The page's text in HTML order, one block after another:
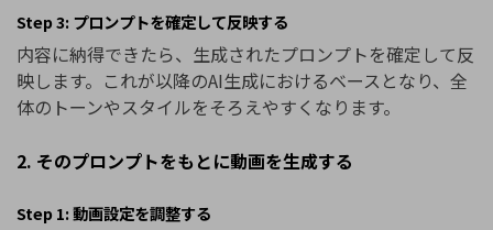
Step 3: プロンプトを確定して反映する
内容に納得できたら、生成されたプロンプトを確定して反
映します。これが以降のAI生成におけるベースとなり、全
体のトーンやスタイルをそろえやすくなります。
2. そのプロンプトをもとに動画を生成する
Step 1: 動画設定を調整する